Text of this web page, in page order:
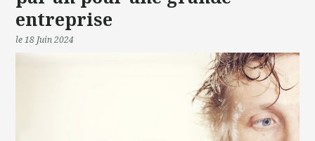
entreprise
le 18 Juin 2024